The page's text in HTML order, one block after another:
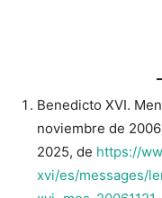
Benedicto XVI.
noviembre de
2025, de https://
xvi/es/messages/